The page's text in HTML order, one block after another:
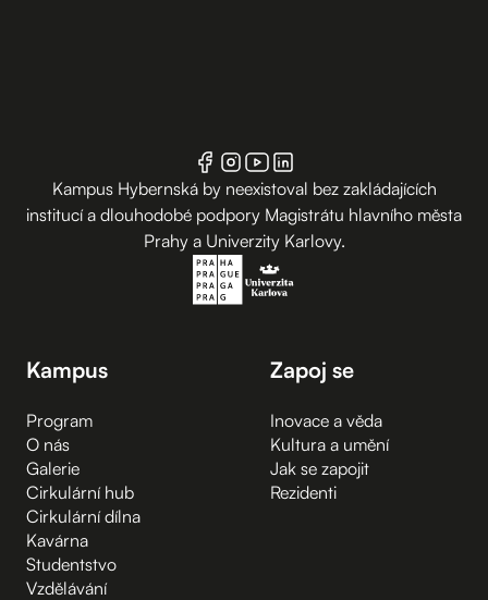
Kampus Hybernská by neexistoval bez zakládajících
institucí a dlouhodobé podpory Magistrátu hlavního města
Prahy a Univerzity Karlovy.
Kampus
Program
O nás
Galerie
Cirkulární hub
Cirkulární dílna
Kavárna
Studentstvo
Vzdělávání
Zapoj se
Inovace a věda
Kultura a umění
Jak se zapojit
Rezidenti